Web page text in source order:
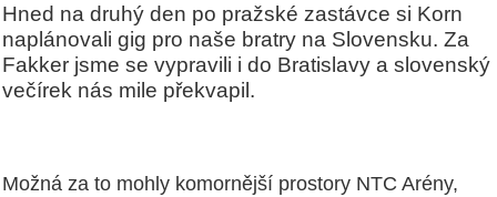
Hned na druhý den po pražské zastávce si Korn
naplánovali gig pro naše bratry na Slovensku. Za
Fakker jsme se vypravili i do Bratislavy a slovenský
večírek nás mile překvapil.
Možná za to mohly komornější prostory NTC Arény,